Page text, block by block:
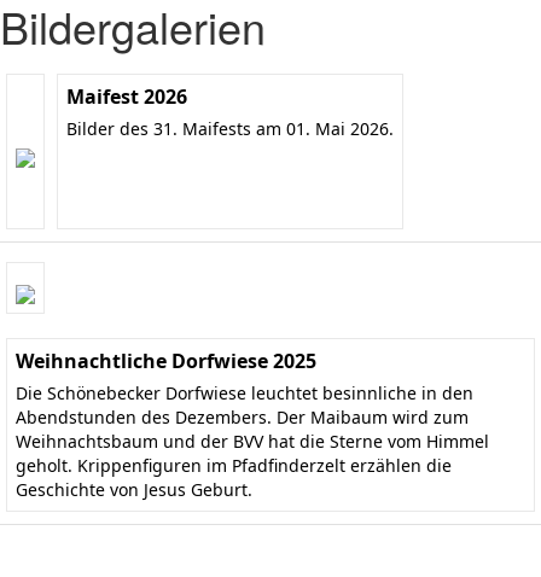
Bildergalerien
Maifest 2026
Bilder des 31. Maifests am 01. Mai 2026.
Weihnachtliche Dorfwiese 2025
Die Schönebecker Dorfwiese leuchtet besinnliche in den
Abendstunden des Dezembers. Der Maibaum wird zum
Weihnachtsbaum und der BVV hat die Sterne vom Himmel
geholt. Krippenfiguren im Pfadfinderzelt erzählen die
Geschichte von Jesus Geburt.